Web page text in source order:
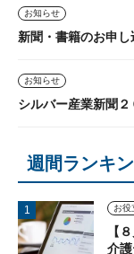
お知らせ
新聞・書籍のお申し
お知らせ
シルバー産業新聞２
週間ランキ
【
介